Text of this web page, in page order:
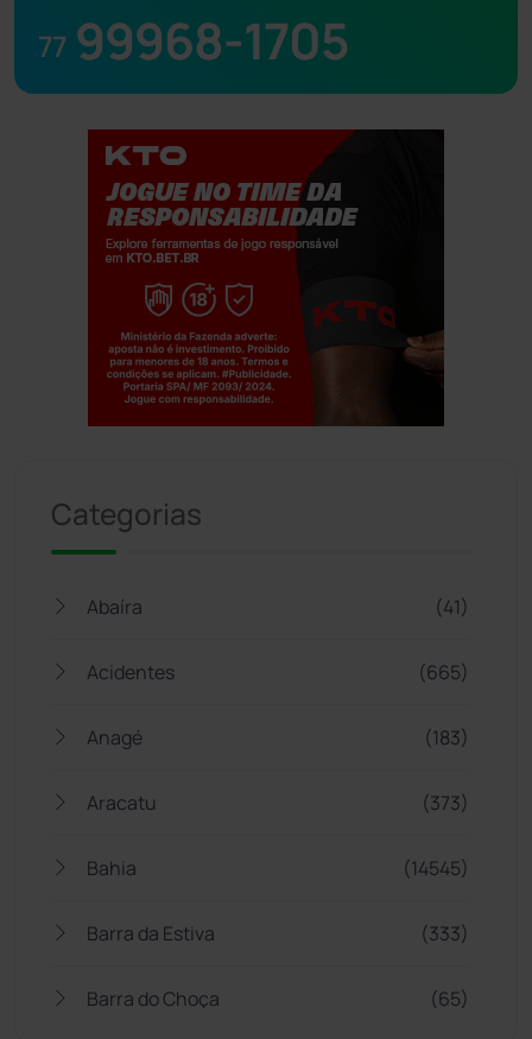
77 99968-1705
Categorias
Abaíra (41)
Acidentes (665)
Anagé (183)
Aracatu (373)
Bahia (14545)
Barra da Estiva (333)
Barra do Choça (65)